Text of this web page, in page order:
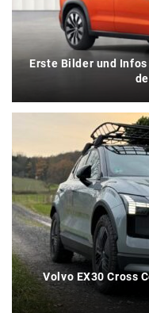
Erste Bilder und Infos
Volvo EX30 Cross